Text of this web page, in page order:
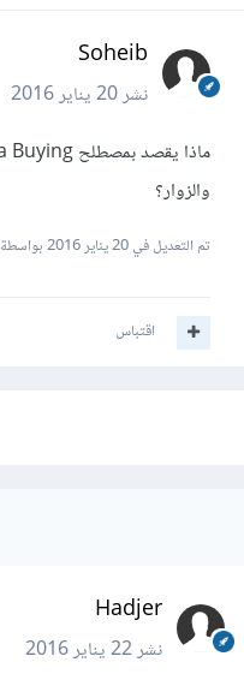
Soheib
نشر20 يناير 2016
والزوار؟
تم التعديل في20 يناير 2016 بواسطة Soheib
اقتباس
Hadjer
نشر22 يناير 2016